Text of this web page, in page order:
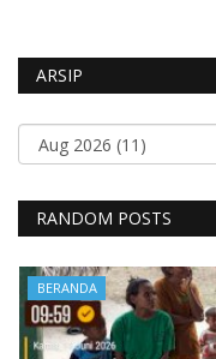
ARSIP
RANDOM POSTS
BERANDA